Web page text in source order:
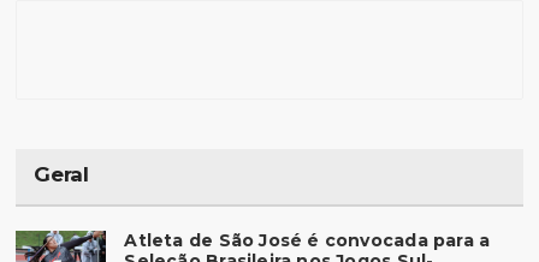
Geral
Atleta de São José é convocada para a